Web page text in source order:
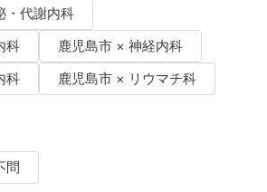
・代謝内科
科
鹿児島市 × 神経内科
科
鹿児島市 × リウマチ科
問